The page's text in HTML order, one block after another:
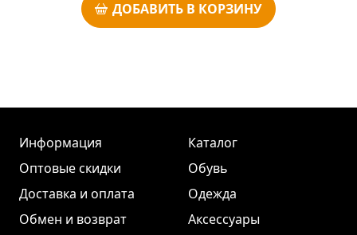
ДОБАВИТЬ В КОРЗИНУ
Информация
Оптовые скидки
Доставка и оплата
Обмен и возврат
Каталог
Обувь
Одежда
Аксессуары